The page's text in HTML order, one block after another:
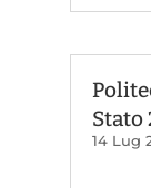
Stato
14 Lug